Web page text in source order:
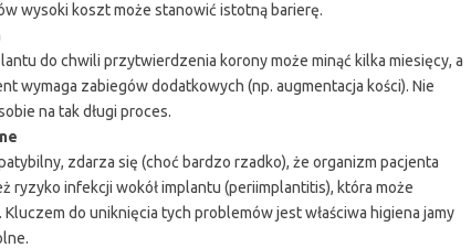
wysoki koszt może stanowić istotną barierę.
do chwili przytwierdzenia korony może minąć kilka miesięcy, a
wymaga zabiegów dodatkowych (np. augmentacja kości). Nie
na tak długi proces.
zdarza się (choć bardzo rzadko), że organizm pacjenta
ryzyko infekcji wokół implantu (periimplantitis), która może
do uniknięcia tych problemów jest właściwa higiena jamy